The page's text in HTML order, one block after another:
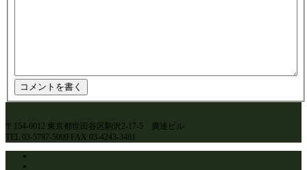
〒154-0012 東京都世田谷区駒沢2-17-5 廣達ビル
TEL 03-5787-5009 FAX 03-4243-3481